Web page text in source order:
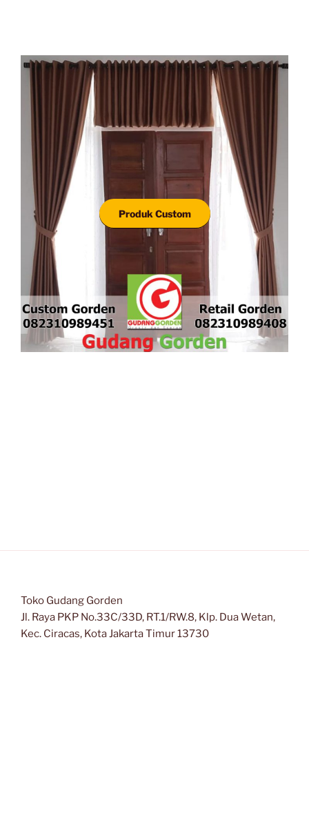
Produk Custom
Toko Gudang Gorden
Jl. Raya PKP No.33C/33D, RT.1/RW.8, Klp. Dua Wetan,
Kec. Ciracas, Kota Jakarta Timur 13730